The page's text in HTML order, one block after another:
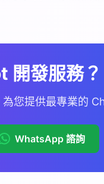
開發服務？
您提供最專業的
WhatsApp 諮詢